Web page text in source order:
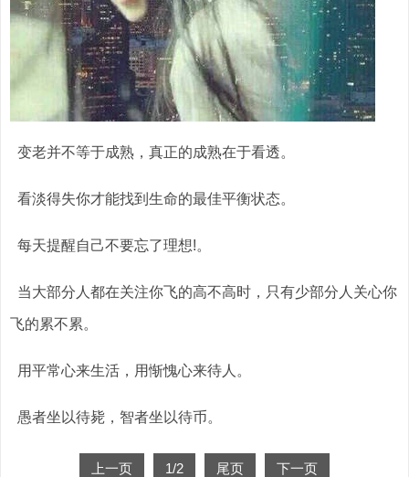
变老并不等于成熟，真正的成熟在于看透。
看淡得失你才能找到生命的最佳平衡状态。
每天提醒自己不要忘了理想!。
当大部分人都在关注你飞的高不高时，只有少部分人关心你
飞的累不累。
用平常心来生活，用惭愧心来待人。
愚者坐以待毙，智者坐以待币。
上一页 1/2 尾页 下一页